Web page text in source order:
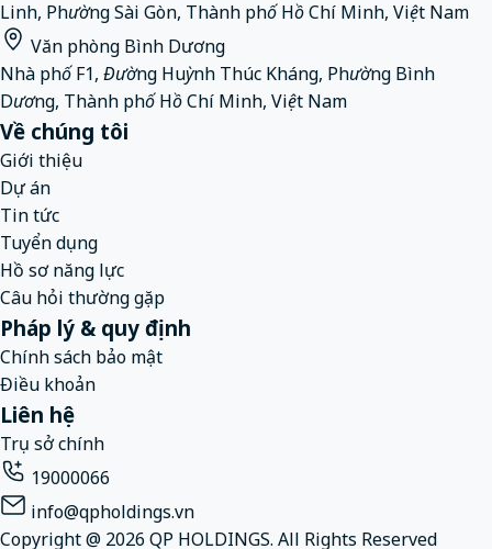
Linh, Phường Sài Gòn, Thành phố Hồ Chí Minh, Việt Nam
Văn phòng Bình Dương
Nhà phố F1, Đường Huỳnh Thúc Kháng, Phường Bình
Dương, Thành phố Hồ Chí Minh, Việt Nam
Về chúng tôi
Giới thiệu
Dự án
Tin tức
Tuyển dụng
Hồ sơ năng lực
Câu hỏi thường gặp
Pháp lý & quy định
Chính sách bảo mật
Điều khoản
Liên hệ
Trụ sở chính
19000066
info@qpholdings.vn
Copyright @ 2026 QP HOLDINGS. All Rights Reserved